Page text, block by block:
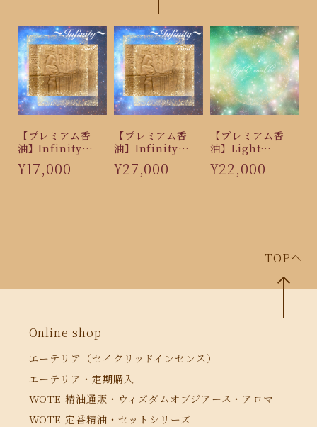
【プレミアム香
油】Infinity
（3ml）
¥17,000
【プレミアム香
油】Infinity
（5ml）
¥27,000
【プレミアム香
油】Light
Earth（5ml）
¥22,000
Online shop
エーテリア（セイクリッドインセンス）
エーテリア・定期購入
WOTE 精油通販・ウィズダムオブジアース・アロマ
WOTE 定番精油・セットシリーズ
TOPへ